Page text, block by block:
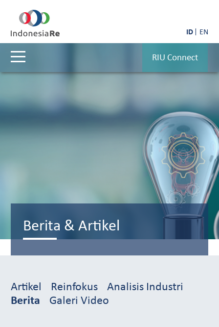
ID EN
RIU Connect
Berita & Artikel
Artikel Reinfokus
Analisis Industri
Berita
Galeri Video